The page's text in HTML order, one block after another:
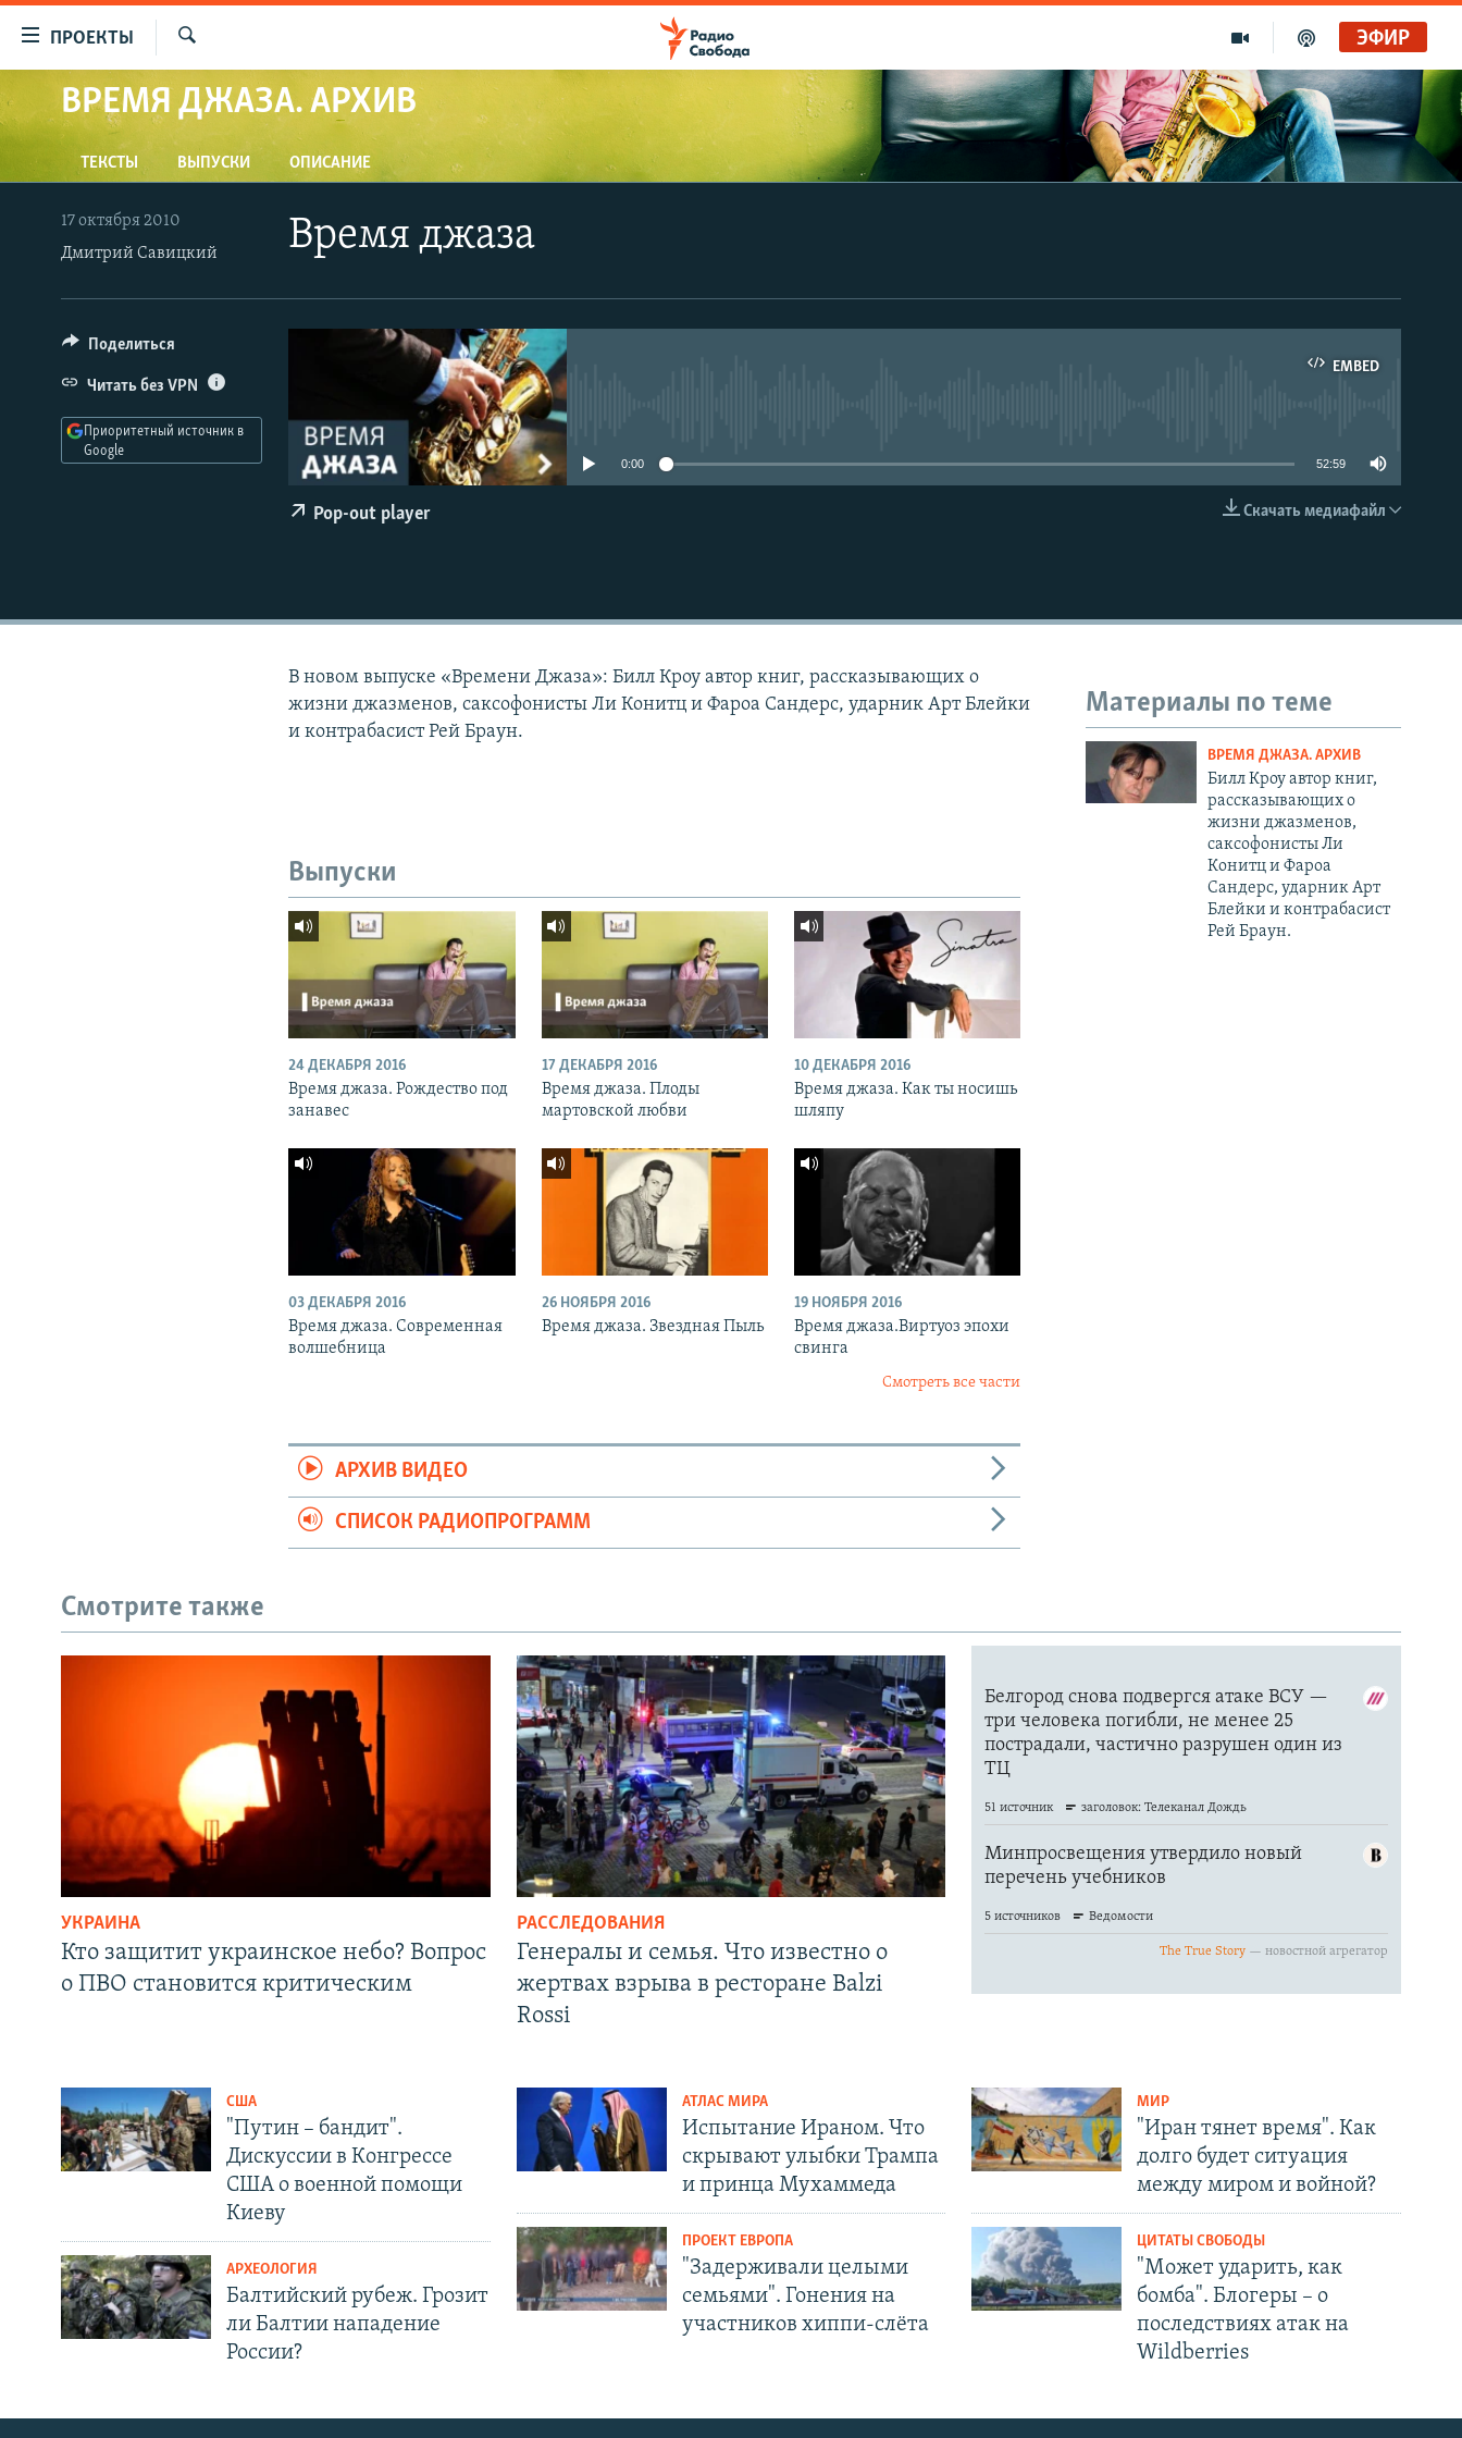
упрощенного
доступа
Вернуться
к
основному
содержанию
навигации
Вернутся
ПРОЕКТЫ
ПРОГРАММЫ
ПОДКАСТЫ
АВТОРСКИЕ ПРОЕКТЫ
ЦИТАТЫ СВОБОДЫ
МНЕНИЯ
КУЛЬТУРА
IDEL.РЕАЛИИ
КАВКАЗ.РЕАЛИИ
СЕВЕР.РЕАЛИИ
СИБИРЬ.РЕАЛИИ
Искать
ЭФИР
ВРЕМЯ ДЖАЗА. АРХИВ
ТЕКСТЫ ВЫПУСКИ ОПИСАНИЕ
Время джаза
17 октября 2010
Дмитрий Савицкий
EMBED
EMBED
0:00 52:59
Скачать медиафайл
Pop-out player
Поделиться
Читать без VPN
Приоритетный источник в
Google
В новом выпуске «Времени Джаза»: Билл Кроу автор книг, рассказывающих о
жизни джазменов, саксофонисты Ли Конитц и Фароа Сандерс, ударник Арт Блейки
и контрабасист Рей Браун.
Материалы по теме
ВРЕМЯ ДЖАЗА. АРХИВ
Билл Кроу автор книг,
рассказывающих о
жизни джазменов,
саксофонисты Ли
Конитц и Фароа
Сандерс, ударник Арт
Блейки и контрабасист
Рей Браун.
Выпуски
24 ДЕКАБРЯ 2016
Время джаза. Рождество под
занавес
17 ДЕКАБРЯ 2016
Время джаза. Плоды
мартовской любви
10 ДЕКАБРЯ 2016
Время джаза. Как ты носишь
шляпу
03 ДЕКАБРЯ 2016
Время джаза. Современная
волшебница
26 НОЯБРЯ 2016
Время джаза. Звездная Пыль
19 НОЯБРЯ 2016
Время джаза.Виртуоз эпохи
свинга
Смотреть все части
АРХИВ ВИДЕО
СПИСОК РАДИОПРОГРАММ
Смотрите также
УКРАИНА
Кто защитит украинское небо? Вопрос
о ПВО становится критическим
РАССЛЕДОВАНИЯ
Генералы и семья. Что известно о
жертвах взрыва в ресторане Balzi
Rossi
США
"Путин – бандит".
Дискуссии в Конгрессе
США о военной помощи
Киеву
АРХЕОЛОГИЯ
Балтийский рубеж. Грозит
ли Балтии нападение
России?
АТЛАС МИРА
Испытание Ираном. Что
скрывают улыбки Трампа
и принца Мухаммеда
ПРОЕКТ ЕВРОПА
"Задерживали целыми
семьями". Гонения на
участников хиппи-слёта
МИР
"Иран тянет время". Как
долго будет ситуация
между миром и войной?
ЦИТАТЫ СВОБОДЫ
"Может ударить, как
бомба". Блогеры – о
последствиях атак на
Wildberries